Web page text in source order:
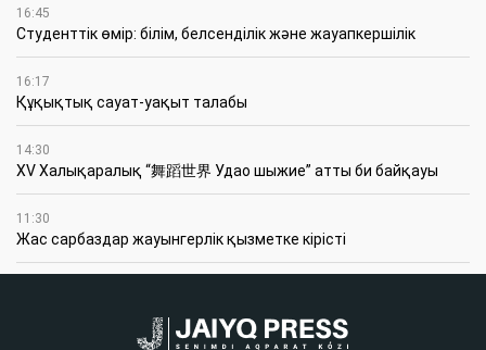
16:45
Студенттік өмір: білім, белсенділік және жауапкершілік
16:17
Құқықтық сауат-уақыт талабы
14:30
XV Халықаралық “舞蹈世界 Удао шыжие” атты би байқауы
11:30
Жас сарбаздар жауынгерлік қызметке кірісті